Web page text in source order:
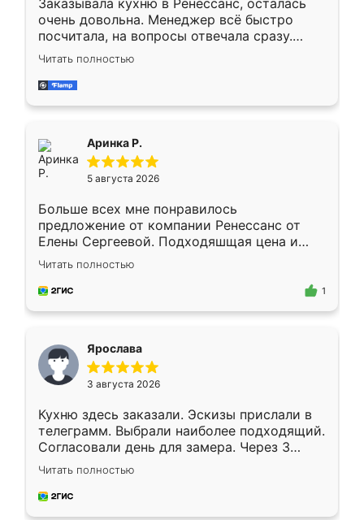
Заказывала кухню в Ренессанс, осталась
очень довольна. Менеджер всё быстро
посчитала, на вопросы отвечала сразу.
Замерщик приехал в субботу, подошёл к
делу со всей ответственностью. Собрали
за день, ребята работали аккуратно, даже
Читать полностью
Аринка Р.
5 августа 2026
Больше всех мне понравилось
предложение от компании Ренессанс от
Елены Сергеевой. Подходяшщая цена и
короткие сроки изготовления. Приехавший
для замера сотрудник Владислав
предложил по моему эскизу самый
Читать полностью
1
Ярослава
3 августа 2026
Кухню здесь заказали. Эскизы прислали в
телеграмм. Выбрали наиболее подходящий.
Согласовали день для замера. Через 3
недели кухня была уже готова. Остались
довольны работой. Спасибо Ренессанс
мебель за качественную работу!
Читать полностью